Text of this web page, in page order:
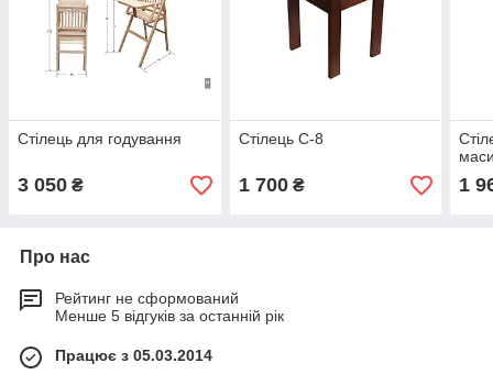
Стілець для годування
3 050 ₴
Стілець С-8
1 700₴ 1
Про нас
Рейтинг не сформований
Менше 5 відгуків за останній рік
Працює з 05.03.2014